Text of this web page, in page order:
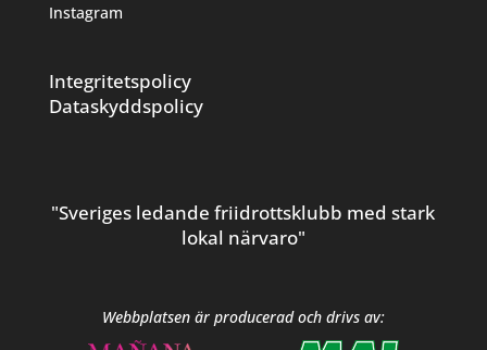
Instagram
Integritetspolicy
Dataskyddspolicy
"Sveriges ledande friidrottsklubb med stark
lokal närvaro"
Webbplatsen är producerad och drivs av: